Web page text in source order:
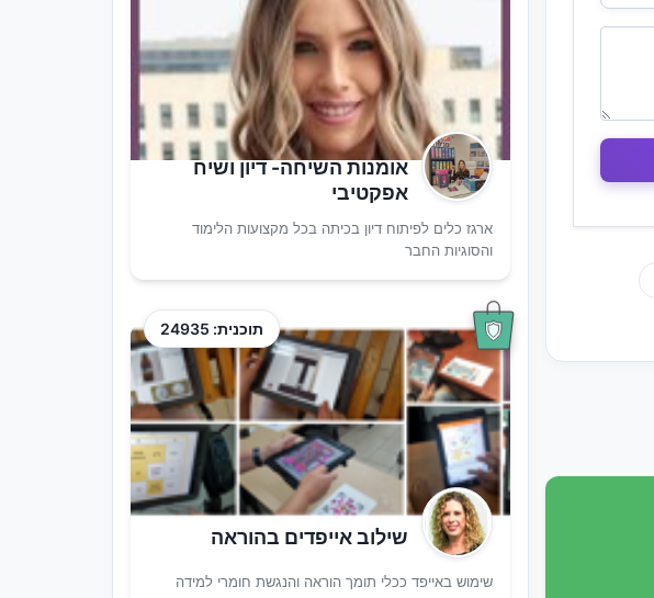
אומנות השיחה- דיון ושיח
אפקטיבי
ארגז כלים לפיתוח דיון בכיתה בכל מקצועות הלימוד
והסוגיות החבר
תוכנית: 24935
שילוב אייפדים בהוראה
שימוש באייפד ככלי תומך הוראה והנגשת חומרי למידה